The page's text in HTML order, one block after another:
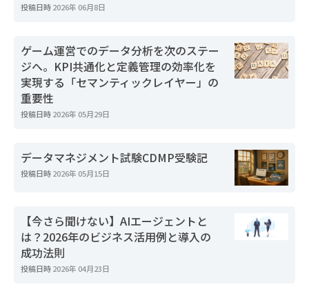
投稿日時2026年 06月8日
ゲーム運営でのデータ分析を次のステー
ジへ。KPI共通化と定義管理の効率化を
実現する「セマンティックレイヤー」の
重要性
投稿日時2026年 05月29日
データマネジメント試験CDMP受験記
投稿日時2026年 05月15日
【今さら聞けない】AIエージェントと
は？2026年のビジネス活用例と導入の
成功法則
投稿日時2026年 04月23日